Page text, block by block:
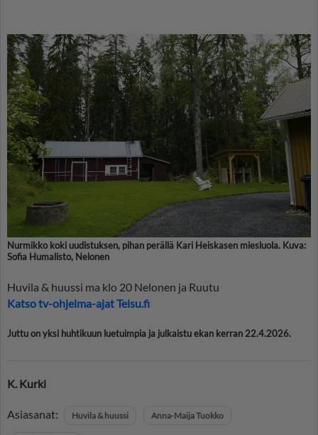
Nurmikko koki uudistuksen, pihan perällä Kari Heiskasen miesluola. Kuva:
Sofia Humalisto, Nelonen
Huvila & huussi ma klo 20 Nelonen ja Ruutu
Katso tv-ohjelma-ajat Telsu.fi
Juttu on yksi huhtikuun luetuimpia ja julkaistu ekan kerran 22.4.2026.
K. Kurki
Asiasanat: Huvila & huussi Anna-Maija Tuokko